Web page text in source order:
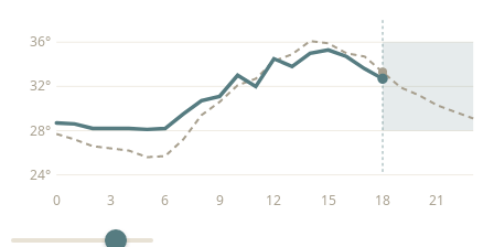
24°
28°
32°
36°
0 3 6 9 12 15 18 21